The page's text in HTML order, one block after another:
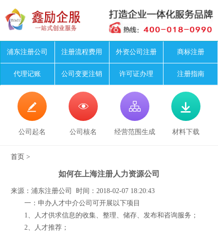
浦东注册公司 注册流程费用 外资公司注册 商标注册
代理记账 公司变更注销 许可证办理 注册指南

公司起名

公司核名

经营范围生成

材料下载
首页 >
如何在上海注册人力资源公司
来源：浦东注册公司 时间：2018-02-07 18:20:43
一：申办人才中介公司可开展以下项目
1、人才供求信息的收集、整理、储存、发布和咨询服务；
2、人才推荐；